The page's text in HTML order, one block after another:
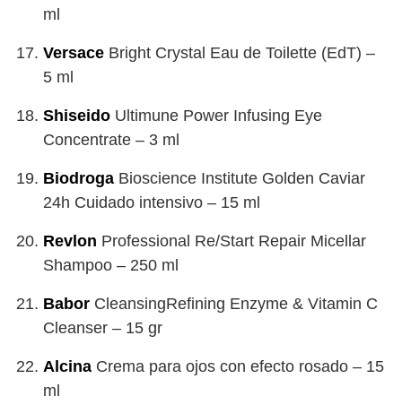
ml
Versace Bright Crystal Eau de Toilette (EdT) –
5 ml
Shiseido Ultimune Power Infusing Eye
Concentrate – 3 ml
Biodroga Bioscience Institute Golden Caviar
24h Cuidado intensivo – 15 ml
Revlon Professional Re/Start Repair Micellar
Shampoo – 250 ml
Babor CleansingRefining Enzyme & Vitamin C
Cleanser – 15 gr
Alcina Crema para ojos con efecto rosado – 15
ml